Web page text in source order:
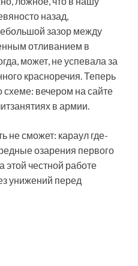
назад,
зазор между
отливанием в
может, не успевала за
красноречия. Теперь
схеме: вечером на сайте
в армии.
не сможет: караул где-
озарения первого
этой честной работе
унижений перед